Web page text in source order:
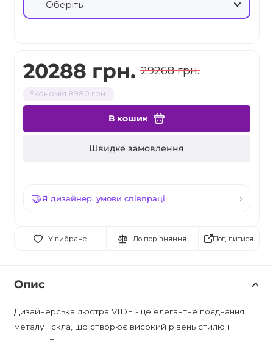
20288 грн. 29268 грн.
Економія 8980 грн.
В кошик
Швидке замовлення
Я дизайнер: умови співпраці
У вибране До порівняння Поділитися
Опис
Дизайнерська люстра VIDE - це елегантне поєднання
металу і скла, що створює високий рівень стилю і